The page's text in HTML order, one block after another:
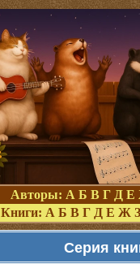
Авторы: А Б В Г Д Е
Книги: А Б В Г Д Е Ж З
Серия